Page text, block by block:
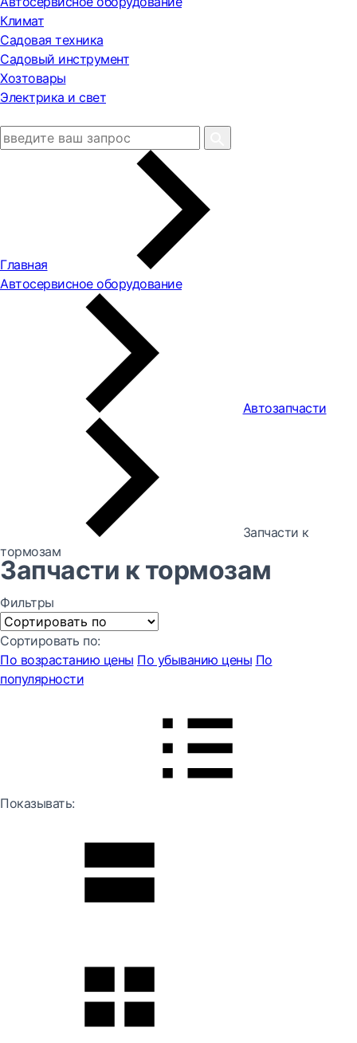
Климат
Садовая техника
Садовый инструмент
Хозтовары
Электрика и свет
Главная
Автосервисное оборудование
Автозапчасти
Запчасти к
тормозам
Запчасти к тормозам
Фильтры
Сортировать по:
По возрастанию цены По убыванию цены По
популярности
Показывать: